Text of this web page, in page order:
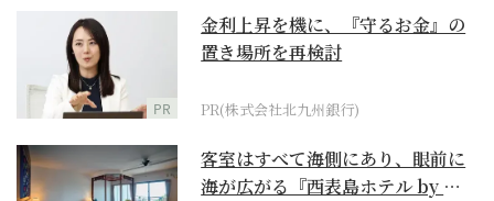
PR
金利上昇を機に、『守るお金』の
置き場所を再検討
PR(株式会社北九州銀行)
客室はすべて海側にあり、眼前に
海が広がる『西表島ホテル by 星